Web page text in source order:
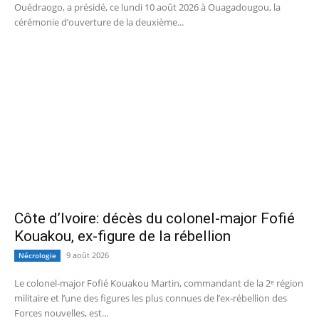
Ouédraogo, a présidé, ce lundi 10 août 2026 à Ouagadougou, la
cérémonie d’ouverture de la deuxième...
Côte d’Ivoire: décès du colonel-major Fofié
Kouakou, ex-figure de la rébellion
Nécrologie 9 août 2026
Le colonel-major Fofié Kouakou Martin, commandant de la 2ᵉ région
militaire et l’une des figures les plus connues de l’ex‑rébellion des
Forces nouvelles, est...